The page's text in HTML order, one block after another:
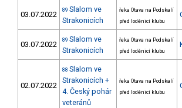
03.07.2022 89 Slalom ve
Strakonicích
řeka Otava na Podskalí
před loděnicí klubu
03.07.2022 89 Slalom ve
Strakonicích
řeka Otava na Podskalí
před loděnicí klubu
02.07.2022
88 Slalom ve
Strakonicích +
4. Český pohár
veteránů
řeka Otava na Podskalí
před loděnicí klubu